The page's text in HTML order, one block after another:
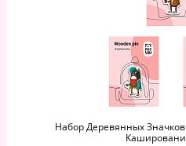
Набор Деревянных Значков